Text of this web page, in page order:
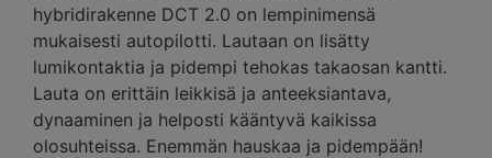
hybridirakenne DCT 2.0 on lempinimensä
mukaisesti autopilotti. Lautaan on lisätty
lumikontaktia ja pidempi tehokas takaosan kantti.
Lauta on erittäin leikkisä ja anteeksiantava,
dynaaminen ja helposti kääntyvä kaikissa
olosuhteissa. Enemmän hauskaa ja pidempään!